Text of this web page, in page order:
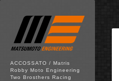
ACCOSSATO / Matris
Robby Moto Engineering
Two Brosthers Racing